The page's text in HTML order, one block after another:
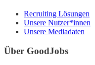
Recruiting Lösungen
Unsere Nutzer*innen
Unsere Mediadaten
Über GoodJobs